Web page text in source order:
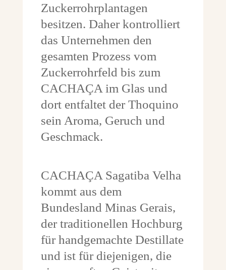
Zuckerrohrplantagen
besitzen. Daher kontrolliert
das Unternehmen den
gesamten Prozess vom
Zuckerrohrfeld bis zum
CACHAÇA im Glas und
dort entfaltet der Thoquino
sein Aroma, Geruch und
Geschmack.
CACHAÇA Sagatiba Velha
kommt aus dem
Bundesland Minas Gerais,
der traditionellen Hochburg
für handgemachte Destillate
und ist für diejenigen, die